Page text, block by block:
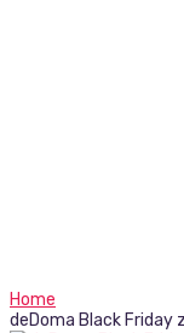
Home
deDoma Black Friday